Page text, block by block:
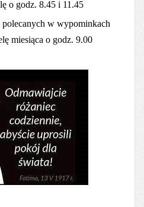
o godz. 8.45 i 11.45
polecanych w wypominkach
miesiąca o godz. 9.00